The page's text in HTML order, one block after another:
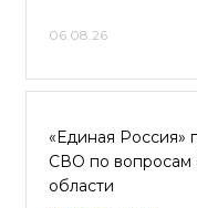
06.08.26
«Единая Россия»
СВО по вопросам
области